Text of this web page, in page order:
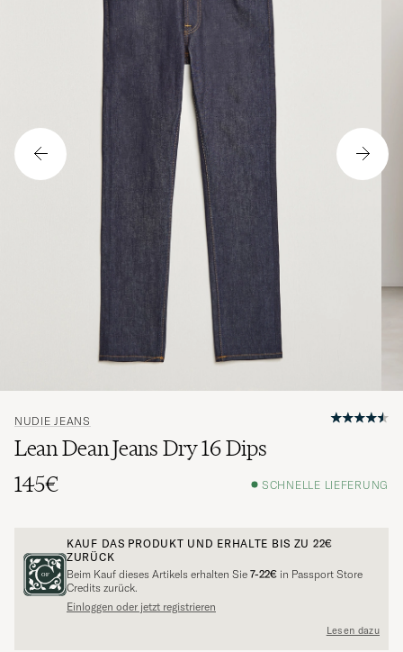
NUDIE JEANS
Lean Dean Jeans Dry 16 Dips
145€
SCHNELLE LIEFERUNG
KAUF DAS PRODUKT UND ERHALTE BIS ZU 22€
ZURÜCK
Beim Kauf dieses Artikels erhalten Sie 7-22€ in Passport Store
Credits zurück.
Einloggen oder jetzt registrieren
Lesen dazu